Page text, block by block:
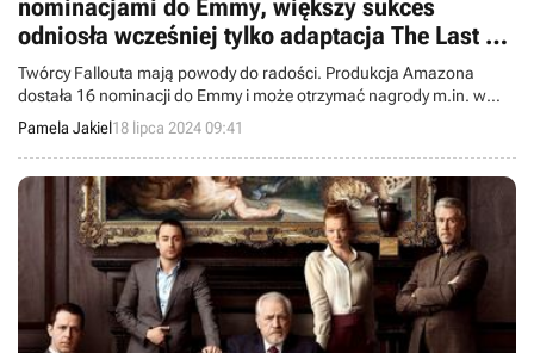
nominacjami do Emmy, większy sukces
odniosła wcześniej tylko adaptacja The Last of
Us
Twórcy Fallouta mają powody do radości. Produkcja Amazona
dostała 16 nominacji do Emmy i może otrzymać nagrody m.in. w
takich kategoriach jak najlepszy serial czy najlepszy aktor.
Pamela Jakiel18 lipca 2024 09:41